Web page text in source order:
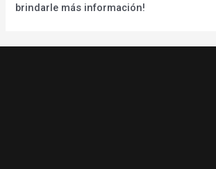
brindarle más información!